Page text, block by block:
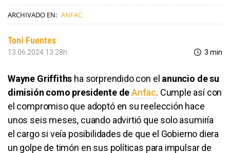
ARCHIVADO EN: ANFAC
Toni Fuentes
13.06.2024 13:28h 3 min
Wayne Griffiths ha sorprendido con el anuncio de su
dimisión como presidente deAnfac. Cumple así con
el compromiso que adoptó en su reelección hace
unos seis meses, cuando advirtió que solo asumiría
el cargo si veía posibilidades de que el Gobierno diera
un golpe de timón en sus políticas para impulsar de